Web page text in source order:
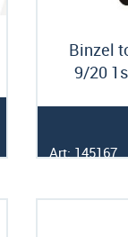
Binzel
9/20
Art: 145167